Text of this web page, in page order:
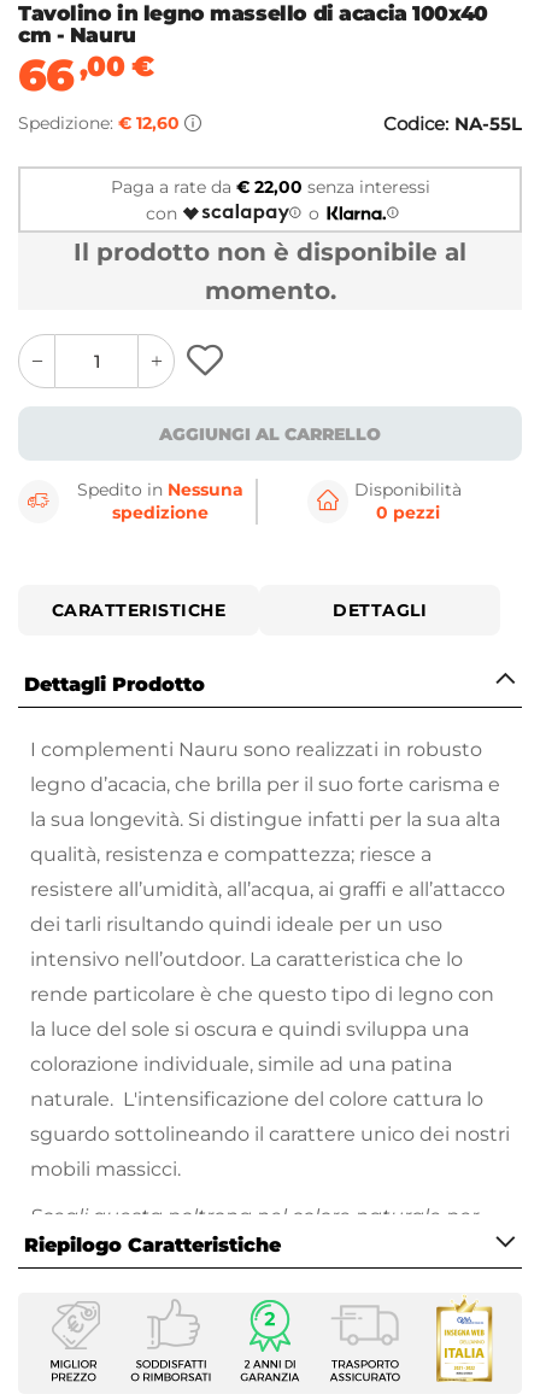
Tavolino in legno massello di acacia 100x40
cm - Nauru
66,00€
Spedizione: € 12,60 Codice: NA-55L
Paga a rate da € 22,00 senza interessi
con
o
Il prodotto non è disponibile al
momento.
quantity
button
quantity
minus
button
AGGIUNGI AL CARRELLO
Spedito in Nessuna
spedizione
Disponibilità
0 pezzi
CARATTERISTICHE DETTAGLI
Dettagli Prodotto
I complementi Nauru sono realizzati in robusto
legno d’acacia, che brilla per il suo forte carisma e
la sua longevità. Si distingue infatti per la sua alta
qualità, resistenza e compattezza; riesce a
resistere all’umidità, all’acqua, ai graffi e all’attacco
dei tarli risultando quindi ideale per un uso
intensivo nell’outdoor. La caratteristica che lo
rende particolare è che questo tipo di legno con
la luce del sole si oscura e quindi sviluppa una
colorazione individuale, simile ad una patina
naturale. L'intensificazione del colore cattura lo
sguardo sottolineando il carattere unico dei nostri
mobili massicci.
Scegli questa poltrona nel colore naturale per
dare un tocco moderno e chic al tuo giardino,
con seduta 10 cm e schienale 20 cm.
La collezioneNauru
permette di arredare
Riepilogo Caratteristiche
Caratteristiche
Serie
Nauru